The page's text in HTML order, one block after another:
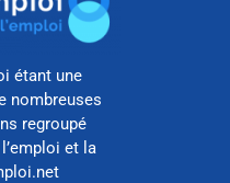
étant une
nombreuses
regroupé
et la